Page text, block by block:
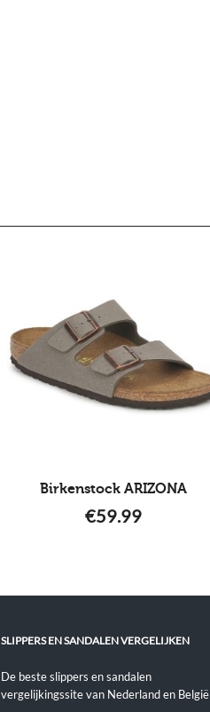
Birkenstock ARIZONA
€59.99
SLIPPERS EN SANDALEN VERGELIJKEN
De beste slippers en sandalen
vergelijkingssite van Nederland en België